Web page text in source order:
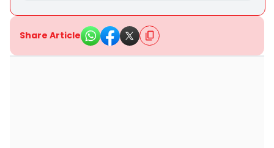
Share Article